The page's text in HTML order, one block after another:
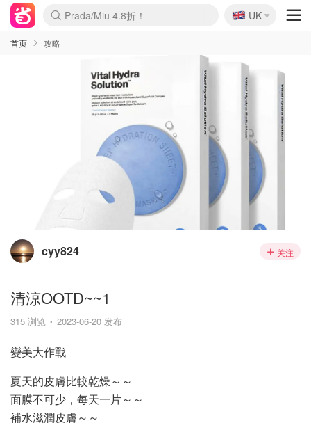
Prada/Miu 4.8折！
🇬🇧
UK
首页 攻略
cyy824 关注
清涼OOTD~~1
315 浏览 2023-06-20 发布
變美大作戰
夏天的皮膚比較乾燥～～
面膜不可少，每天一片～～
補水滋潤皮膚～～